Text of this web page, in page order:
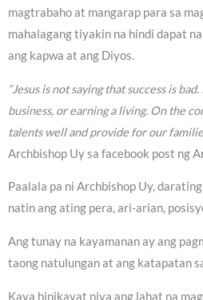
magtrabaho at mangarap para sa
mahalagang tiyakin na hindi dapat
ang kapwa at ang Diyos.
“Jesus is not saying that success is
business, or earning a living. On the
talents well and provide for our
Archbishop Uy sa facebook post ng
Paalala pa ni Archbishop Uy,
natin ang ating pera, ari-arian,
Ang tunay na kayamanan ay ang
taong natulungan at ang katapatan
Kaya hinikayat niya ang lahat na